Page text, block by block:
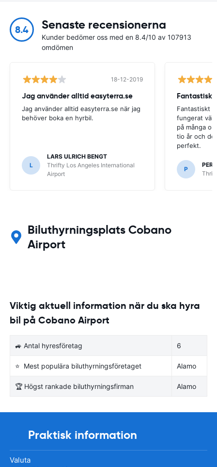
8.4 Senaste recensionerna
Kunder bedömer oss med en 8.4/10 av 107913
omdömen
18-12-2019
Jag använder alltid easyterra.se
Jag använder alltid easyterra.se när jag
behöver boka en hyrbil.
L
LARS ULRICH BENGT
Thrifty Los Angeles International
Airport
Fantastiskt
fungerat
på många
tio år och
perfekt.
P
PER
Biluthyrningsplats Cobano
Airport
Viktig aktuell information när du ska hyra
bil på Cobano Airport
🚙 Antal hyresföretag 6
⭐ Mest populära biluthyrningsföretaget Alamo
🏆 Högst rankade biluthyrningsfirman Alamo
Praktisk information
Valuta